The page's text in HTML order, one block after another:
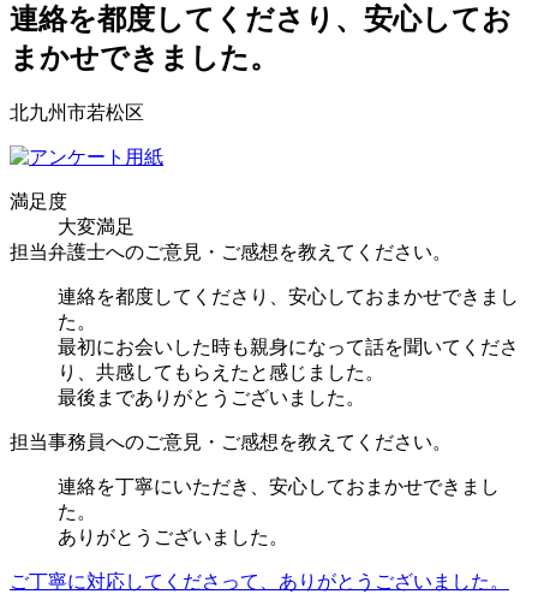
連絡を都度してくださり、安心してお
まかせできました。
北九州市若松区
満足度
大変満足
担当弁護士へのご意見・ご感想を教えてください。
連絡を都度してくださり、安心しておまかせできまし
た。
最初にお会いした時も親身になって話を聞いてくださ
り、共感してもらえたと感じました。
最後までありがとうございました。
担当事務員へのご意見・ご感想を教えてください。
連絡を丁寧にいただき、安心しておまかせできまし
た。
ありがとうございました。
ご丁寧に対応してくださって、ありがとうございました。